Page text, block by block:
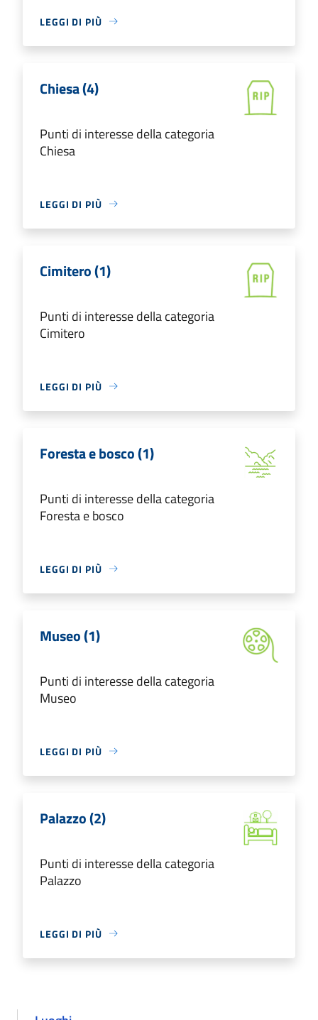
LEGGI DI PIÙ
Chiesa (4)
Punti di interesse della categoria
Chiesa
LEGGI DI PIÙ
Cimitero (1)
Punti di interesse della categoria
Cimitero
LEGGI DI PIÙ
Foresta e bosco (1)
Punti di interesse della categoria
Foresta e bosco
LEGGI DI PIÙ
Museo (1)
Punti di interesse della categoria
Museo
LEGGI DI PIÙ
Palazzo (2)
Punti di interesse della categoria
Palazzo
LEGGI DI PIÙ